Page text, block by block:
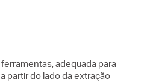
adequada para
partir do lado da extração